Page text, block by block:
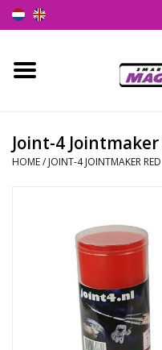
Home
Smartshop
Health Supplies
Joint-4 Jointmaker
HOME/ JOINT-4 JOINTMAKER RED